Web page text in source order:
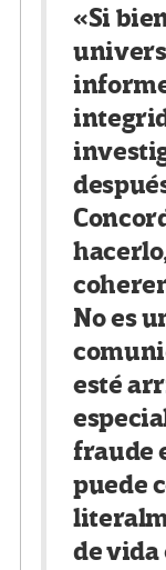
«Si
No es
esté
fraude
puede
de